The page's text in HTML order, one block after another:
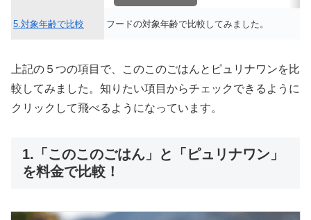
5.対象年齢で比較 フードの対象年齢で比較してみました。
上記の５つの項目で、このこのごはんとピュリナワンを比
較してみました。知りたい項目からチェックできるように
クリックして飛べるようになっています。
1.「このこのごはん」と「ピュリナワン」
を料金で比較！